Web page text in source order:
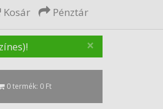
Kosár Pénztár
×
0 termék: 0 Ft